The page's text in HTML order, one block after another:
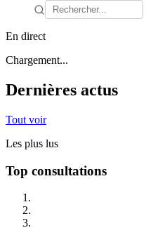
En direct
Chargement...
Dernières actus
Tout voir
Les plus lus
Top consultations